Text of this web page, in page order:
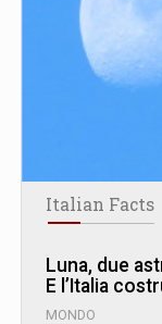
Italian Facts
Luna, due
E l’Italia
MONDO